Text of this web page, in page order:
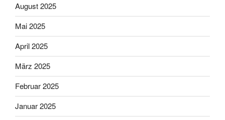
August 2025
Mai 2025
April 2025
März 2025
Februar 2025
Januar 2025